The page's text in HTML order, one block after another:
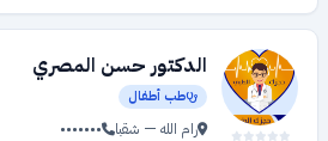
الدكتور حسن المصري
طب أطفال
رام الله — شقبا •••••••